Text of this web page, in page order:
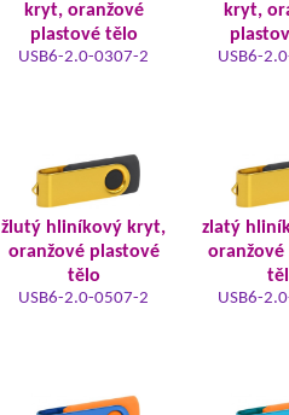
kryt, oranžové
plastové tělo
USB6-2.0-0307-2
kryt,
USB6-
žlutý hliníkový kryt,
oranžové plastové
tělo
USB6-2.0-0507-2
zlatý
oranžové
USB6-